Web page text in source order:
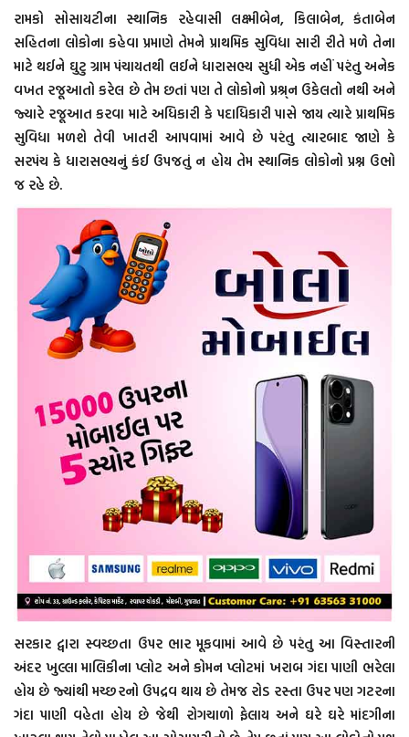
રામકો સોસાયટીના સ્થાનિક રહેવાસી લક્ષ્મીબેન, કિલાબેન, કંતાબેન
સહિતના લોકોના કહેવા પ્રમાણે તેમને પ્રાથમિક સુવિધા સારી રીતે મળે તેના
માટે થઈને ઘુટુ ગ્રામ પંચાયતથી લઈને ધારાસભ્ય સુધી એક નહીં પરંતુ અનેક
વખત રજૂઆતો કરેલ છે તેમ છતાં પણ તે લોકોનો પ્રશ્ર્ન ઉકેલતો નથી અને
જ્યારે રજૂઆત કરવા માટે અધિકારી કે પદાધિકારી પાસે જાય ત્યારે પ્રાથમિક
સુવિધા મળશે તેવી ખાતરી આપવામાં આવે છે પરંતુ ત્યારબાદ જાણે કે
સરપંચ કે ધારાસભ્યનું કંઈ ઉપજતું ન હોય તેમ સ્થાનિક લોકોનો પ્રશ્ન ઉભો
જ રહે છે.
સરકાર દ્વારા સ્વચ્છતા ઉપર ભાર મૂકવામાં આવે છે પરંતુ આ વિસ્તારની
અંદર ખુલ્લા માલિકીના પ્લોટ અને કોમન પ્લોટમાં ખરાબ ગંદા પાણી ભરેલા
હોય છે જ્યાંથી મચ્છરનો ઉપદ્રવ થાય છે તેમજ રોડ રસ્તા ઉપર પણ ગટરના
ગંદા પાણી વહેતા હોય છે જેથી રોગચાળો ફેલાય અને ઘરે ઘરે માંદગીના